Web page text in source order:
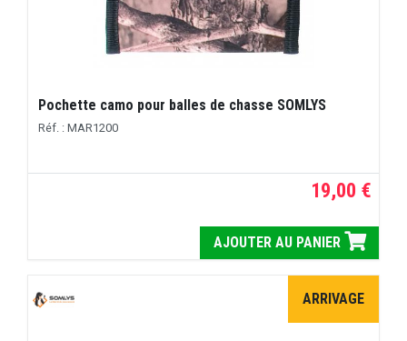
Pochette camo pour balles de chasse SOMLYS
Réf. : MAR1200
19,00 €
AJOUTER AU PANIER
ARRIVAGE